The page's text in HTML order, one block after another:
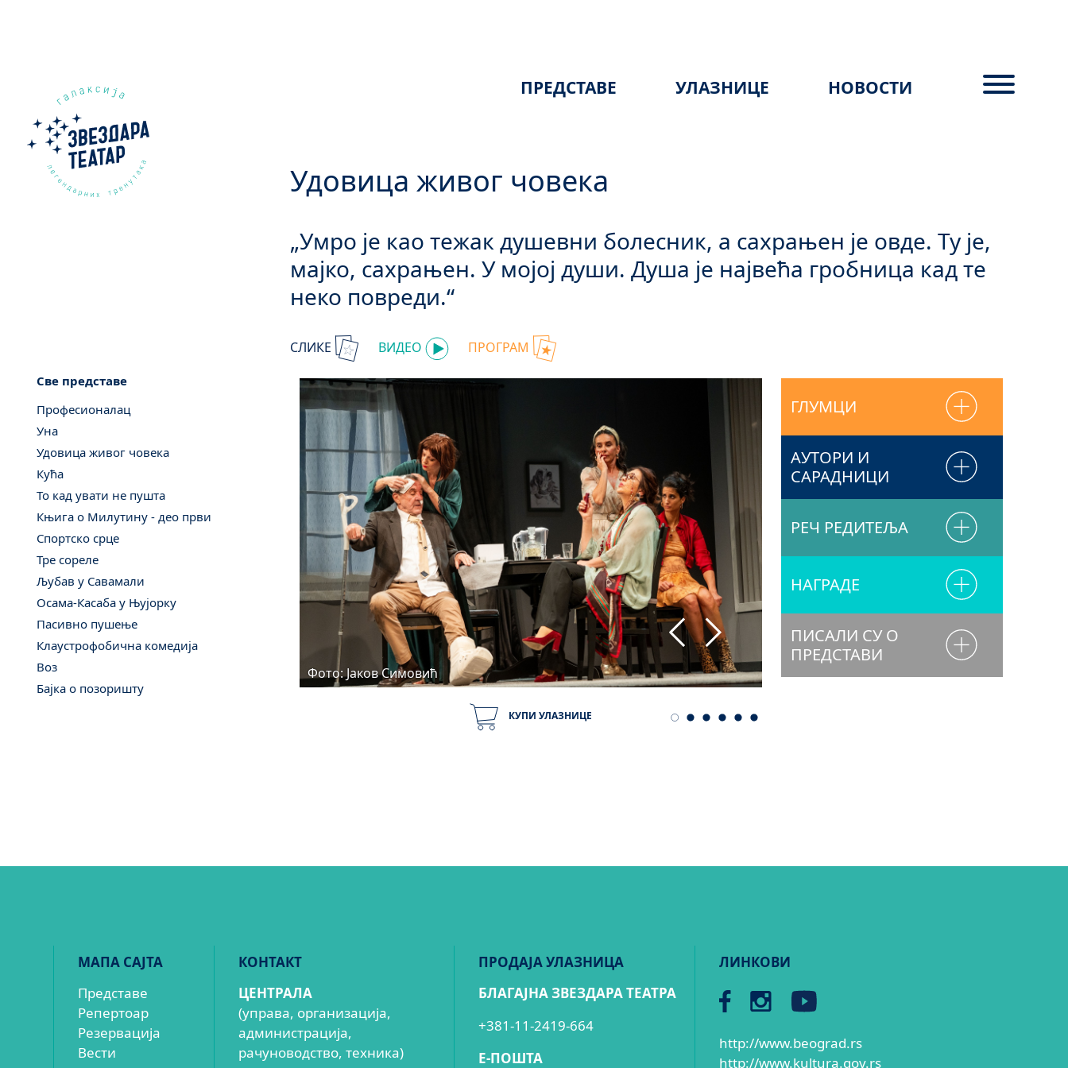
ПРЕДСТАВЕ УЛАЗНИЦЕ НОВОСТИ
Све представе
Професионалац
Уна
Удовица живог човека
Кућа
То кад увати не пушта
Књига о Милутину - део први
Спортско срце
Тре сореле
Љубав у Савамали
Осама-Касаба у Њујорку
Пасивно пушење
Клаустрофобична комедија
Воз
Бајка о позоришту
Удовица живог човека
„Умро је као тежак душевни болесник, а сахрањен је овде. Ту је,
мајко, сахрањен. У мојој души. Душа је највећа гробница кад те
неко повреди.“
СЛИКЕ ВИДЕО ПРОГРАМ
Фото: Јаков Симовић Фото: Јаков Симовић
КУПИ УЛАЗНИЦЕ
ГЛУМЦИ
АУТОРИ И
САРАДНИЦИ
РЕЧ РЕДИТЕЉА
НАГРАДЕ
ПИСАЛИ СУ О
ПРЕДСТАВИ
МАПА САЈТА
Представе
Репертоар
Резервација
Вести
КОНТАКТ
ЦЕНТРАЛА
(управа, организација,
администрација,
рачуноводство, техника)
ПРОДАЈА УЛАЗНИЦА
БЛАГАЈНА ЗВЕЗДАРА ТЕАТРА
+381-11-2419-664
E-ПОШТА
ЛИНКОВИ
http://www.beograd.rs
http://www.kultura.gov.rs